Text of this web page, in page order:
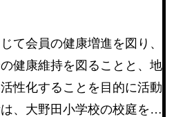
て会員の健康増進を図り、
健康維持を図ることと、地
性化することを目的に活動
、大野田小学校の校庭をメ